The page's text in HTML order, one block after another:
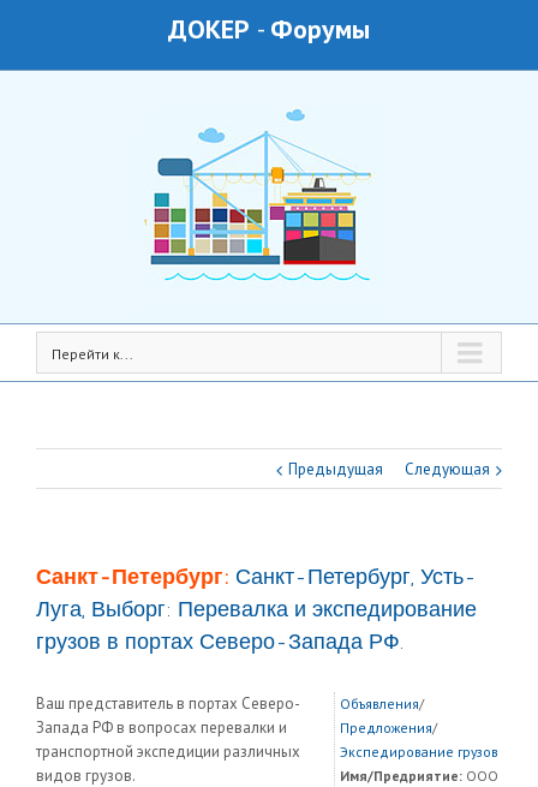
ДОКЕР - Форумы
Перейти к...
Предыдущая Следующая
Санкт-Петербург: Санкт-Петербург, Усть-
Луга, Выборг: Перевалка и экспедирование
грузов в портах Северо-Запада РФ.
Ваш представитель в портах Северо-
Запада РФ в вопросах перевалки и
транспортной экспедиции различных
видов грузов.
Объявления/
Предложения/
Экспедирование грузов
Имя/Предриятие:ООО